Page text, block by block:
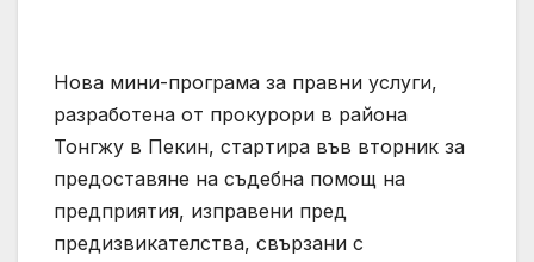
Нова мини-програма за правни услуги,
разработена от прокурори в района
Тонгжу в Пекин, стартира във вторник за
предоставяне на съдебна помощ на
предприятия, изправени пред
предизвикателства, свързани с